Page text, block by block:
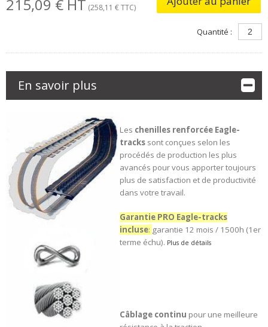
215,09 € HT (258,11 € TTC)
Quantité :
En savoir plus
Les chenilles renforcée Eagle-
trackssont conçues selon les
procédés de production les plus
avancés pour vous apporter toujours
plus de satisfaction et de productivité
dans votre travail.
Garantie PRO Eagle-tracks
incluse: garantie 12 mois / 1500h (1er
terme échu). Plus de détails
Câblage continu pour une meilleure